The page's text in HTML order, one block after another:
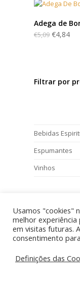
Adega de
€5,09 €4,84
Filtrar por
Bebidas
Espumantes
Vinhos
Preços
Termos e
Usamos "cookies"
melhor experiência
em visitas futuras.
consentimento
Definições das